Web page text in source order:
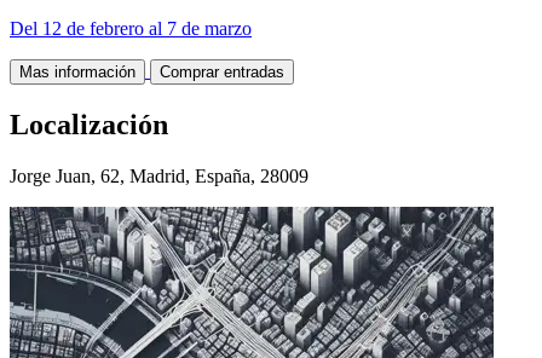
Del 12 de febrero al 7 de marzo
Mas información Comprar entradas
Localización
Jorge Juan, 62, Madrid, España, 28009